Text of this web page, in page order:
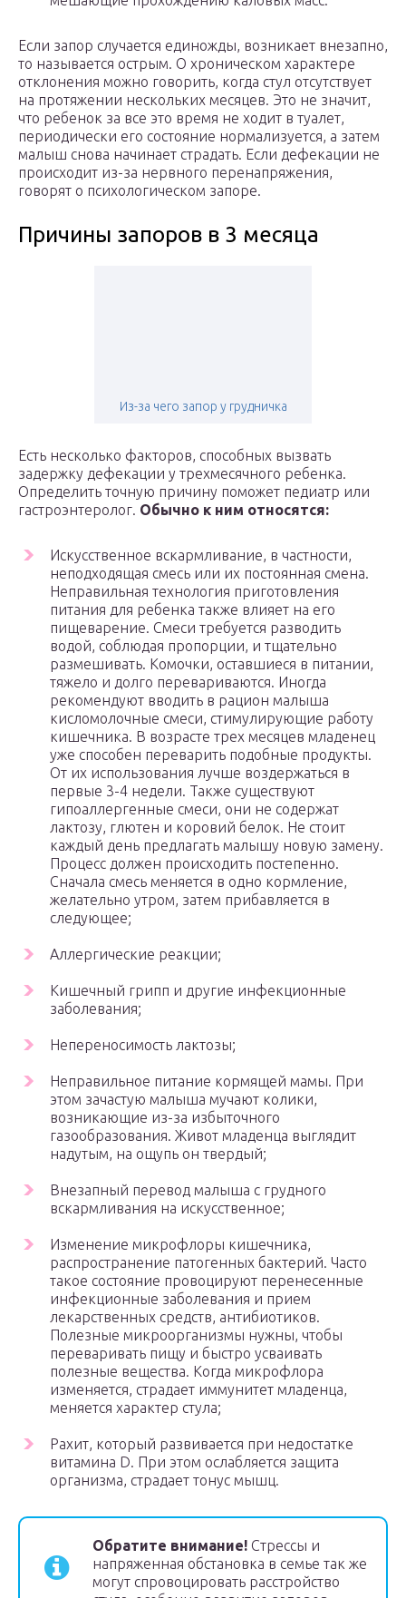
Если запор случается единожды, возникает внезапно,
то называется острым. О хроническом характере
отклонения можно говорить, когда стул отсутствует
на протяжении нескольких месяцев. Это не значит,
что ребенок за все это время не ходит в туалет,
периодически его состояние нормализуется, а затем
малыш снова начинает страдать. Если дефекации не
происходит из-за нервного перенапряжения,
говорят о психологическом запоре.
Причины запоров в 3 месяца
Из-за чего запор у грудничка
Есть несколько факторов, способных вызвать
задержку дефекации у трехмесячного ребенка.
Определить точную причину поможет педиатр или
гастроэнтеролог. Обычно к ним относятся:
Искусственное вскармливание, в частности,
неподходящая смесь или их постоянная смена.
Неправильная технология приготовления
питания для ребенка также влияет на его
пищеварение. Смеси требуется разводить
водой, соблюдая пропорции, и тщательно
размешивать. Комочки, оставшиеся в питании,
тяжело и долго перевариваются. Иногда
рекомендуют вводить в рацион малыша
кисломолочные смеси, стимулирующие работу
кишечника. В возрасте трех месяцев младенец
уже способен переварить подобные продукты.
От их использования лучше воздержаться в
первые 3-4 недели. Также существуют
гипоаллергенные смеси, они не содержат
лактозу, глютен и коровий белок. Не стоит
каждый день предлагать малышу новую замену.
Процесс должен происходить постепенно.
Сначала смесь меняется в одно кормление,
желательно утром, затем прибавляется в
следующее;
Аллергические реакции;
Кишечный грипп и другие инфекционные
заболевания;
Непереносимость лактозы;
Неправильное питание кормящей мамы. При
этом зачастую малыша мучают колики,
возникающие из-за избыточного
газообразования. Живот младенца выглядит
надутым, на ощупь он твердый;
Внезапный перевод малыша с грудного
вскармливания на искусственное;
Изменение микрофлоры кишечника,
распространение патогенных бактерий. Часто
такое состояние провоцируют перенесенные
инфекционные заболевания и прием
лекарственных средств, антибиотиков.
Полезные микроорганизмы нужны, чтобы
переваривать пищу и быстро усваивать
полезные вещества. Когда микрофлора
изменяется, страдает иммунитет младенца,
меняется характер стула;
Рахит, который развивается при недостатке
витамина D. При этом ослабляется защита
организма, страдает тонус мышц.
Обратите внимание! Стрессы и
напряженная обстановка в семье так же
могут спровоцировать расстройство